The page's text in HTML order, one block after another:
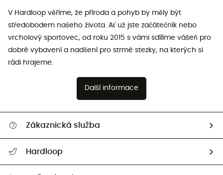
V Hardloop věříme, že příroda a pohyb by měly být
středobodem našeho života. Ať už jste začátečník nebo
vrcholový sportovec, od roku 2015 s vámi sdílíme vášeň pro
dobré vybavení a nadšení pro strmé stezky, na kterých si
rádi hrajeme.
Další informace
Zákaznická služba
Hardloop